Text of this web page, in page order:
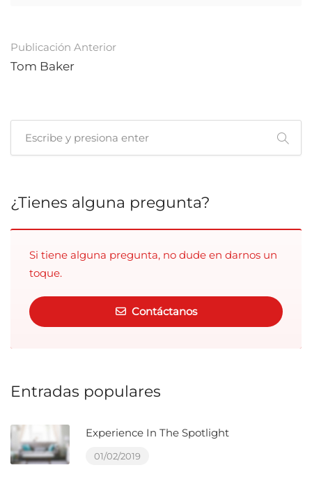
Navegación
de
Publicación Anterior
Tom Baker
¿Tienes alguna pregunta?
Si tiene alguna pregunta, no dude en darnos un
toque.
Contáctanos
Entradas populares
Experience In The Spotlight
01/02/2019